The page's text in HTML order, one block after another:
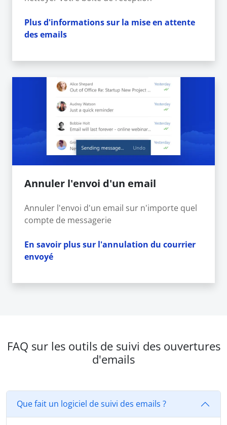
Plus d'informations sur la mise en attente
des emails
Annuler l'envoi d'un email
Annuler l'envoi d'un email sur n'importe quel
compte de messagerie
En savoir plus sur l'annulation du courrier
envoyé
FAQ sur les outils de suivi des ouvertures
d'emails
Que fait un logiciel de suivi des emails ?